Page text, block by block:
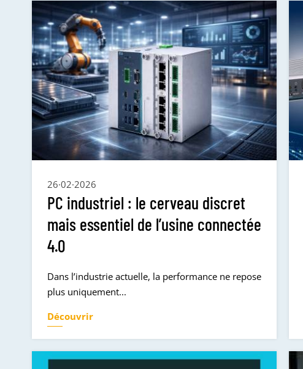
26·02·2026
PC industriel : le cerveau discret
mais essentiel de l’usine connectée
4.0
Dans l’industrie actuelle, la performance ne repose
plus uniquement...
Découvrir